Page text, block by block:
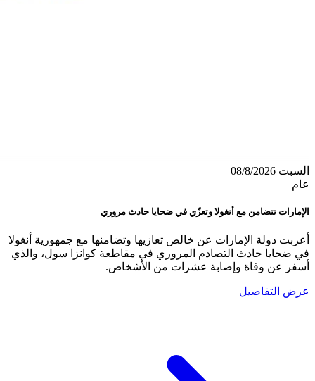
السبت 08/8/2026
عام
الإمارات تتضامن مع أنغولا وتعزّي في ضحايا حادث مروري
أعربت دولة الإمارات عن خالص تعازيها وتضامنها مع جمهورية أنغولا
في ضحايا حادث التصادم المروري في مقاطعة كوانزا سول، والذي
أسفر عن وفاة وإصابة عشرات من الأشخاص.
عرض التفاصيل